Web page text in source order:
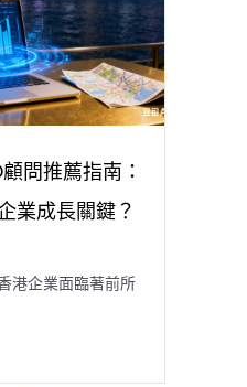
問推薦指南：
業成長關鍵？
港企業面臨著前所